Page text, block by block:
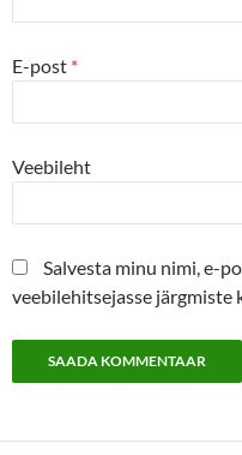
E-post *
Veebileht
Salvesta minu nimi, e-
veebilehitsejasse järgmiste